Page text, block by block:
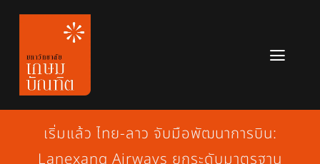
Skip
content
หลักสูตร
ข่าวสาร
เริ่มแล้ว ไทย-ลาว จับมือพัฒนาการบิน: